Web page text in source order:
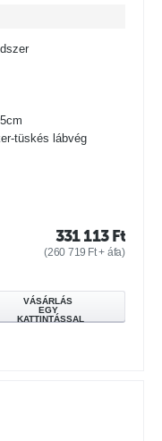
tüskés lábvég
331 113 Ft
(260 719 Ft+ áfa)
VÁSÁRLÁS
EGY
KATTINTÁSSAL